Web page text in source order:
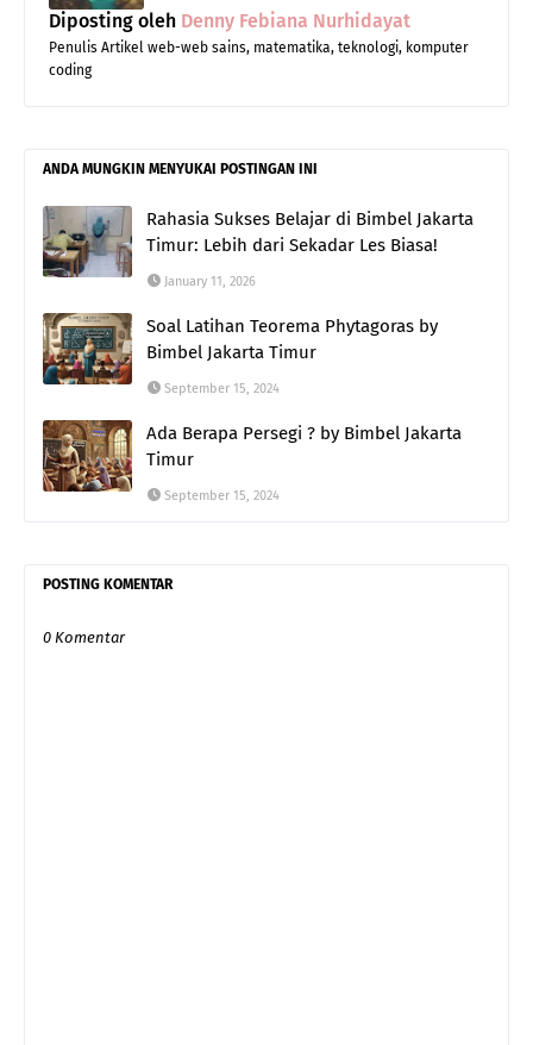
Diposting oleh Denny Febiana Nurhidayat
Penulis Artikel web-web sains, matematika, teknologi, komputer
coding
ANDA MUNGKIN MENYUKAI POSTINGAN INI
Rahasia Sukses Belajar di Bimbel Jakarta
Timur: Lebih dari Sekadar Les Biasa!
January 11, 2026
Soal Latihan Teorema Phytagoras by
Bimbel Jakarta Timur
September 15, 2024
Ada Berapa Persegi ? by Bimbel Jakarta
Timur
September 15, 2024
POSTING KOMENTAR
0 Komentar